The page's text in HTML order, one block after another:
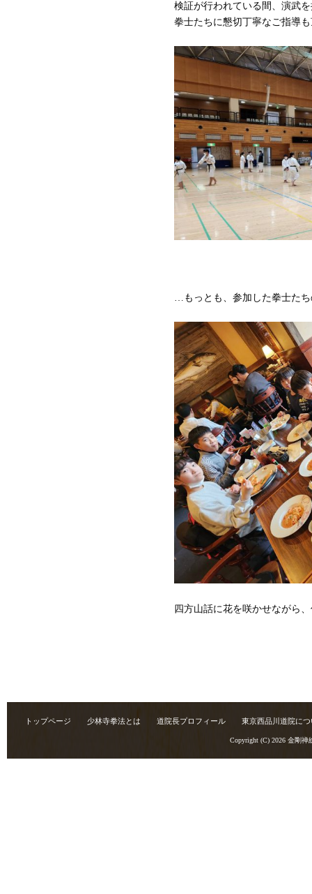
検証が行われている間、演武
拳士たちに懇切丁寧なご指導
…もっとも、参加した拳士た
四方山話に花を咲かせながら
トップページ 少林寺拳法とは 道院長プロフィール 東京西品川道院につ
Copyright (C) 2026 金剛禅